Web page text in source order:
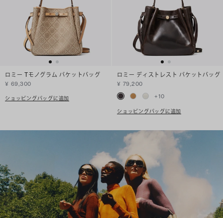
ロミー Tモノグラム バケットバッグ
¥ 69,300
ショッピングバッグに追加
ロミー ディストレスト バケットバッグ
¥ 79,200
+10
ショッピングバッグに追加